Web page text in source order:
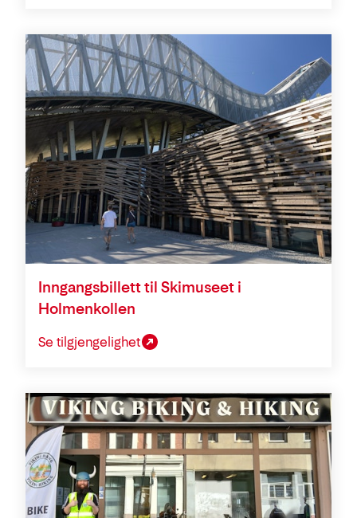
Inngangsbillett til Skimuseet i
Holmenkollen
Se tilgjengelighet